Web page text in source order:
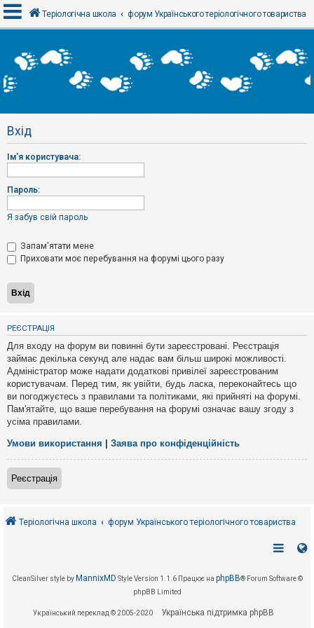
х
і
Р
є
т
р
а
і
Т
м
и
б
з
в
і
д
п
о
в
і
д
е
й
А
к
т
и
і
Теріологічна школа форум Українського теріологічного товариства
Вхід
Ім'я користувача:
Пароль:
Я забув свій пароль
Запам'ятати мене
Приховати моє перебування на форумі цього разу
РЕЄСТРАЦІЯ
Для входу на форум ви повинні бути зареєстровані. Реєстрація
займає декілька секунд але надає вам більш широкі можливості.
Адміністратор може надати додаткові привілеї зареєстрованим
користувачам. Перед тим, як увійти, будь ласка, переконайтесь що
ви погоджуєтесь з правилами та політиками, які прийняті на форумі.
Пам'ятайте, що ваше перебування на форумі означає вашу згоду з
усіма правилами.
Умови використання Заява про конфіденційність
Реєстрація
Теріологічна школа форум Українського теріологічного товариства
CleanSilver style by MannixMD Style Version 1.1.6 Працює на phpBB® Forum Software ©
phpBB Limited
Український переклад © 2005-2020 Українська підтримка phpBB